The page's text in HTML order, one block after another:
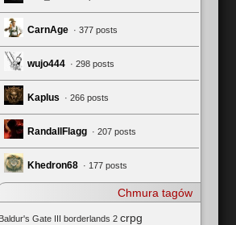
CarnAge · 377 posts
wujo444 · 298 posts
Kaplus · 266 posts
RandallFlagg · 207 posts
Khedron68 · 177 posts
Chmura tagów
Gate III borderlands 2 crpg